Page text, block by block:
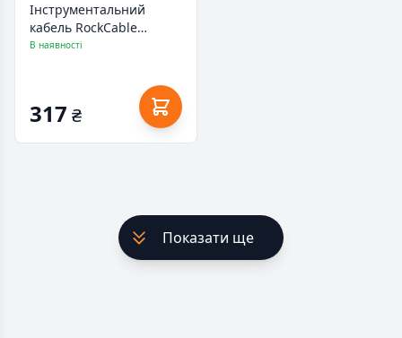
Інструментальний
кабель RockCable
Instrument Cable 3m
В наявності
317 ₴
Показати ще